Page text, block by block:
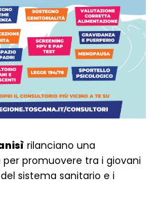
rilanciano una
promuovere tra i giovani
sistema sanitario e i